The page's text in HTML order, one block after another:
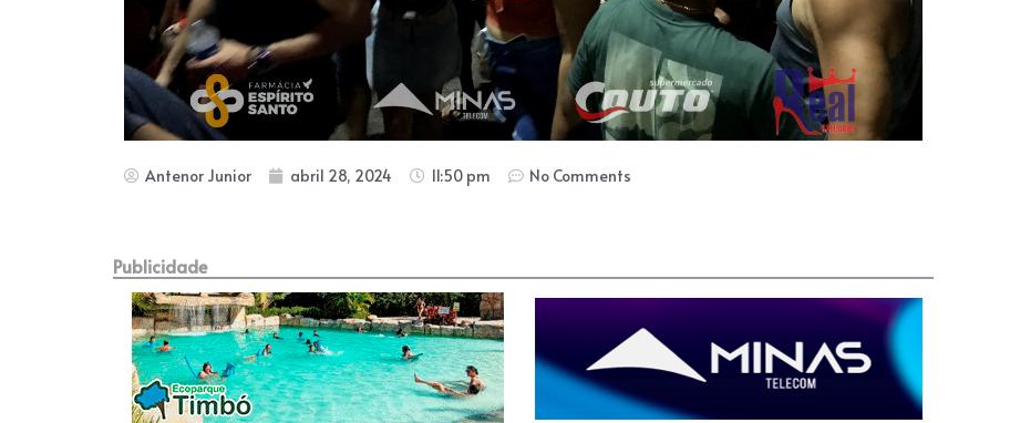
Antenor Junior abril 28, 2024 11:50 pm No Comments
Publicidade